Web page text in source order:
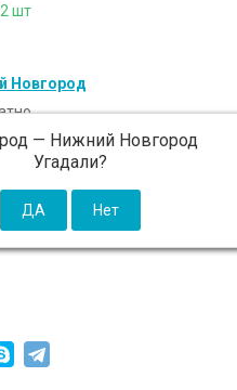
шт
Новгород
— Нижний Новгород
Угадали?
- 300 ₽ (от 5 000 ₽